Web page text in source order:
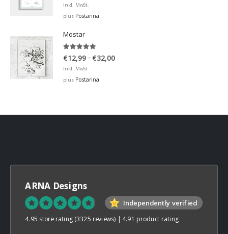
Inkl. MwSt.
plus Postarina
Mostar
€12,99– €32,00Price
Inkl. MwSt.
plus Postarina
ARNA Designs
Independently verified
4.95 store rating (3325 reviews) | 4.91 product rating